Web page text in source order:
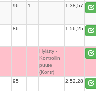
96 1. 1.38,57
86 1.56,25
Hylätty -
Kontrollin
puute
(Kontr)
95 2.52,28